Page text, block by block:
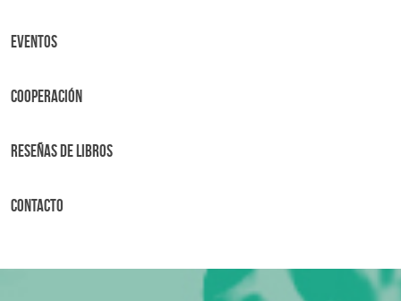
Eventos
Cooperación
Reseñas de libros
Contacto